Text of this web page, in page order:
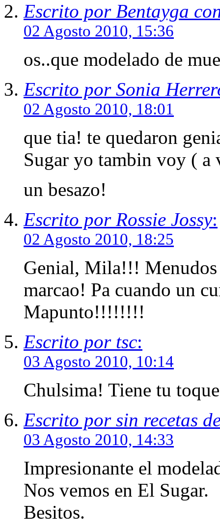
Escrito por Bentayga
02 Agosto 2010, 15:36
os..que modelado de
Escrito por Sonia
02 Agosto 2010, 18:01
que tia! te quedaron
Sugar yo tambin voy ( a
un besazo!
Escrito por Rossie Jossy:
02 Agosto 2010, 18:25
Genial, Mila!!! Menudos
marcao! Pa cuando un
Mapunto!!!!!!!!
Escrito por tsc:
03 Agosto 2010, 10:14
Chulsima! Tiene tu
Escrito por sin recetas
03 Agosto 2010, 14:33
Impresionante el
Nos vemos en El Sugar.
Besitos.